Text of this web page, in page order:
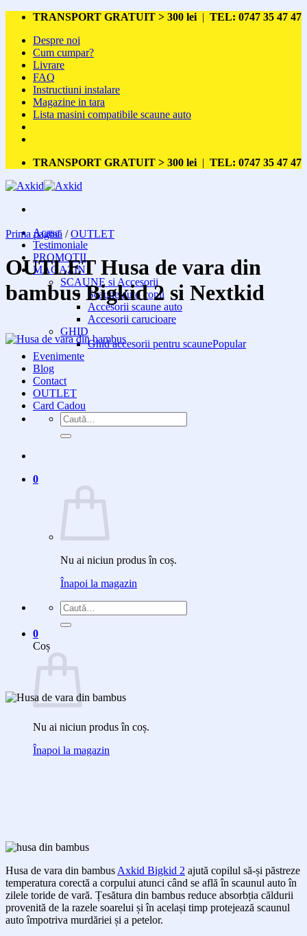
Skip
content
TRANSPORT GRATUIT > 300 lei | TEL: 0747 35 47 47
Despre noi
Cum cumpar?
Livrare
FAQ
Instructiuni instalare
Magazine in tara
Lista masini compatibile scaune auto
TRANSPORT GRATUIT > 300 lei | TEL: 0747 35 47 47
Acasa
Testimoniale
PROMOTII
MAGAZIN
SCAUNE si Accesorii
Scaune auto copii
Accesorii scaune auto
Accesorii carucioare
GHID
Ghid accesorii pentru scaune
Evenimente
Blog
Contact
OUTLET
Card Cadou
Caută
după:
0
Nu ai niciun produs în coș.
Înapoi la magazin
Caută
după:
0
Coș
Nu ai niciun produs în coș.
Înapoi la magazin
Prima pagină / OUTLET
OUTLET Husa de vara din
bambus Bigkid 2 si Nextkid
Husa de vara din bambus Axkid Bigkid 2 ajută copilul să-și păstreze
temperatura corectă a corpului atunci când se află în scaunul auto în
zilele toride de vară. Țesătura din bambus reduce absorbția căldurii
provenită de la razele soarelui și în același timp protejează scaunul
auto împotriva murdăriei și a petelor.